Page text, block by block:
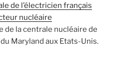
de l’électricien français
nucléaire
de la centrale nucléaire de
Maryland aux Etats-Unis.